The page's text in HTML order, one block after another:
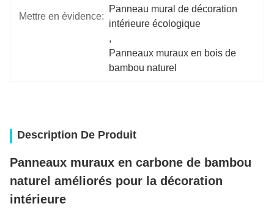
Mettre en évidence:
Panneau mural de décoration
intérieure écologique
,
Panneaux muraux en bois de
bambou naturel
Description De Produit
Panneaux muraux en carbone de bambou
naturel améliorés pour la décoration
intérieure